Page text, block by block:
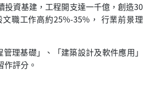
資基建，工程開支達一千億，創造30
職工作高約25%-35%， 行業前景理
理基礎」、「建築設計及軟件應用」
評分。